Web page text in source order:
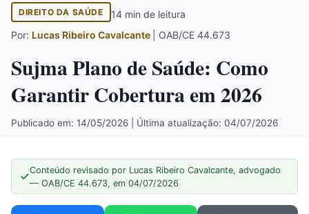
DIREITO DA SAÚDE
14 min de leitura
Por: Lucas Ribeiro Cavalcante | OAB/CE 44.673
Sujma Plano de Saúde: Como
Garantir Cobertura em 2026
Publicado em: 14/05/2026 | Última atualização: 04/07/2026
Conteúdo revisado por Lucas Ribeiro Cavalcante, advogado
— OAB/CE 44.673, em 04/07/2026